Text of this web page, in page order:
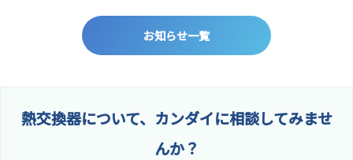
お知らせ一覧
熱交換器について、カンダイに相談してみませ
んか？